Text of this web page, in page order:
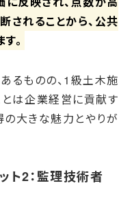
されることから、公共
。
るものの、1級土木施
は企業経営に貢献す
の大きな魅力とやりが
ト2：監理技術者